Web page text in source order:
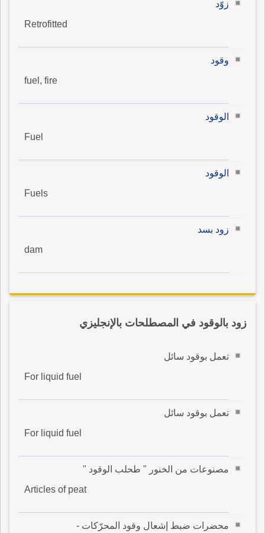
زوّد
Retrofitted
وقود
fuel, fire
الوقود
Fuel
الوقود
Fuels
زود بسد
dam
زود بالوقود في المصطلحات بالإنجليزي
تعمل بوقود سائل
For liquid fuel
تعمل بوقود سائل
For liquid fuel
مصنوعات من الخنور " طحلب الوقود "
Articles of peat
محضرات ضبط إشعال وقود المحرّكات -